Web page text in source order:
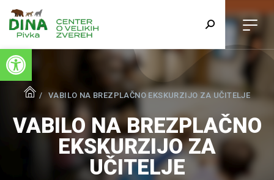
Open toolbar
VABILO NA BREZPLAČNO EKSKURZIJO ZA UČITELJE
VABILO NA BREZPLAČNO
EKSKURZIJO ZA
UČITELJE